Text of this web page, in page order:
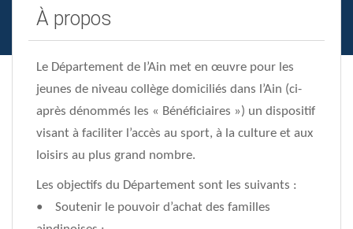
À propos
Le Département de l’Ain met en œuvre pour les
jeunes de niveau collège domiciliés dans l’Ain (ci-
après dénommés les « Bénéficiaires ») un dispositif
visant à faciliter l’accès au sport, à la culture et aux
loisirs au plus grand nombre.
Les objectifs du Département sont les suivants :
• Soutenir le pouvoir d’achat des familles